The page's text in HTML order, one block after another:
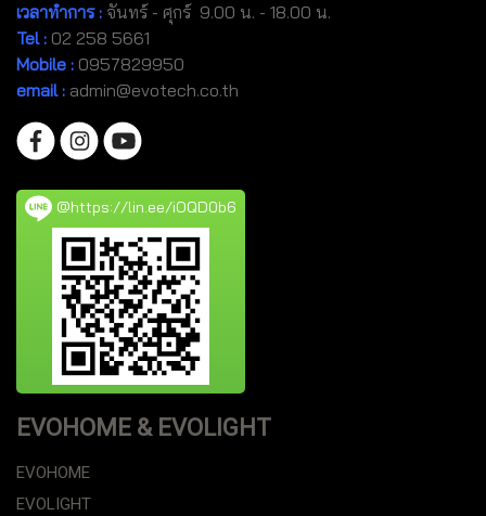
เวลาทำการ : จันทร์ - ศุกร์ 9.00 น. - 18.00 น.
Tel : 02 258 5661
Mobile : 0957829950
email : admin@evotech.co.th
@https://lin.ee/iOQD0b6
EVOHOME & EVOLIGHT
EVOHOME
EVOLIGHT